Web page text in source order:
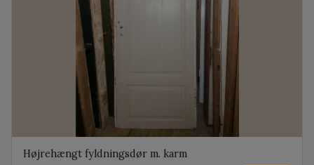
Højrehængt fyldningsdør m. karm